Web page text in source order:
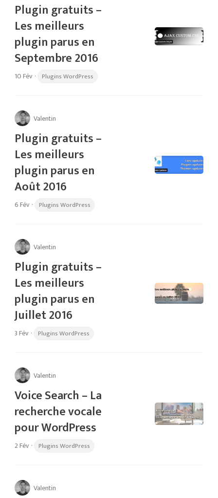
Plugin gratuits –
Les meilleurs
plugin parus en
Septembre 2016
10 Fév · Plugins WordPress
Valentin
Plugin gratuits –
Les meilleurs
plugin parus en
Août 2016
6 Fév · Plugins WordPress
Valentin
Plugin gratuits –
Les meilleurs
plugin parus en
Juillet 2016
3 Fév · Plugins WordPress
Valentin
Voice Search – La
recherche vocale
pour WordPress
2 Fév · Plugins WordPress
Valentin